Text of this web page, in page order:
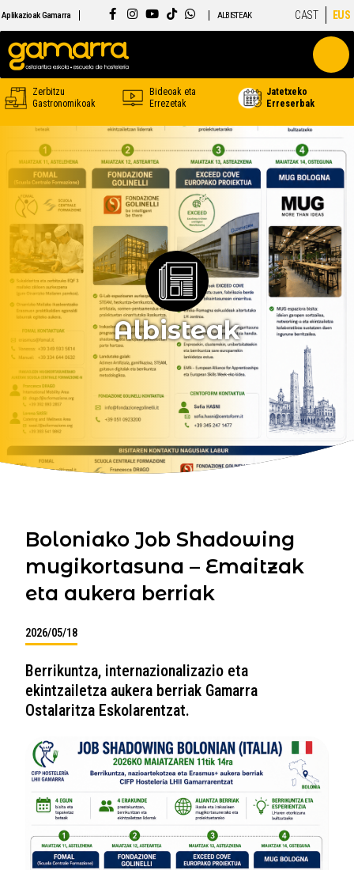
Aplikazioak Gamarra ALBISTEAK CAST EUS
Zerbitzu
Gastronomikoak
Bideoak eta
Errezetak
Jatetxeko
Erreserbak
Albisteak
Boloniako Job Shadowing
mugikortasuna – Emaitzak
eta aukera berriak
2026/05/18
Berrikuntza, internazionalizazio eta
ekintzailetza aukera berriak Gamarra
Ostalaritza Eskolarentzat.